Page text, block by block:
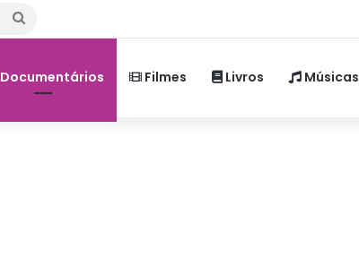
Documentários Filmes Livros Músicas